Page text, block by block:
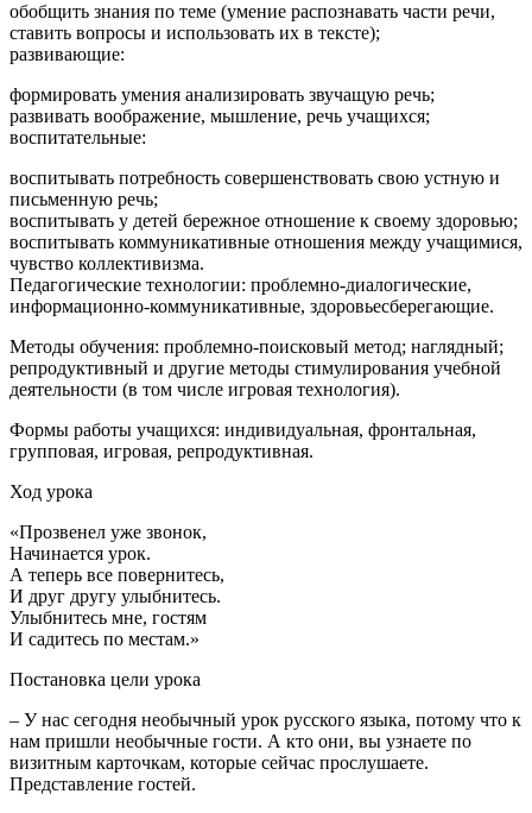
обобщить знания по теме (умение распознавать части речи,
ставить вопросы и использовать их в тексте);
развивающие:
формировать умения анализировать звучащую речь;
развивать воображение, мышление, речь учащихся;
воспитательные:
воспитывать потребность совершенствовать свою устную и
письменную речь;
воспитывать у детей бережное отношение к своему здоровью;
воспитывать коммуникативные отношения между учащимися,
чувство коллективизма.
Педагогические технологии: проблемно-диалогические,
информационно-коммуникативные, здоровьесберегающие.
Методы обучения: проблемно-поисковый метод; наглядный;
репродуктивный и другие методы стимулирования учебной
деятельности (в том числе игровая технология).
Формы работы учащихся: индивидуальная, фронтальная,
групповая, игровая, репродуктивная.
Ход урока
«Прозвенел уже звонок,
Начинается урок.
А теперь все повернитесь,
И друг другу улыбнитесь.
Улыбнитесь мне, гостям
И садитесь по местам.»
Постановка цели урока
– У нас сегодня необычный урок русского языка, потому что к
нам пришли необычные гости. А кто они, вы узнаете по
визитным карточкам, которые сейчас прослушаете.
Представление гостей.